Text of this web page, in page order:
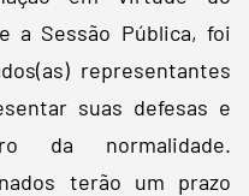
a Sessão Pública, foi
representantes
suas defesas e
da normalidade.
terão um prazo